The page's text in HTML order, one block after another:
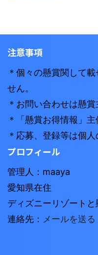
注意事項
＊個々の懸賞関して
せん。
＊お問い合わせは懸
＊「懸賞お得情報」主
＊応募、登録等は個
プロフィール
管理人：maaya
愛知県在住
ディズニーリゾートと
連絡先： メールを送る